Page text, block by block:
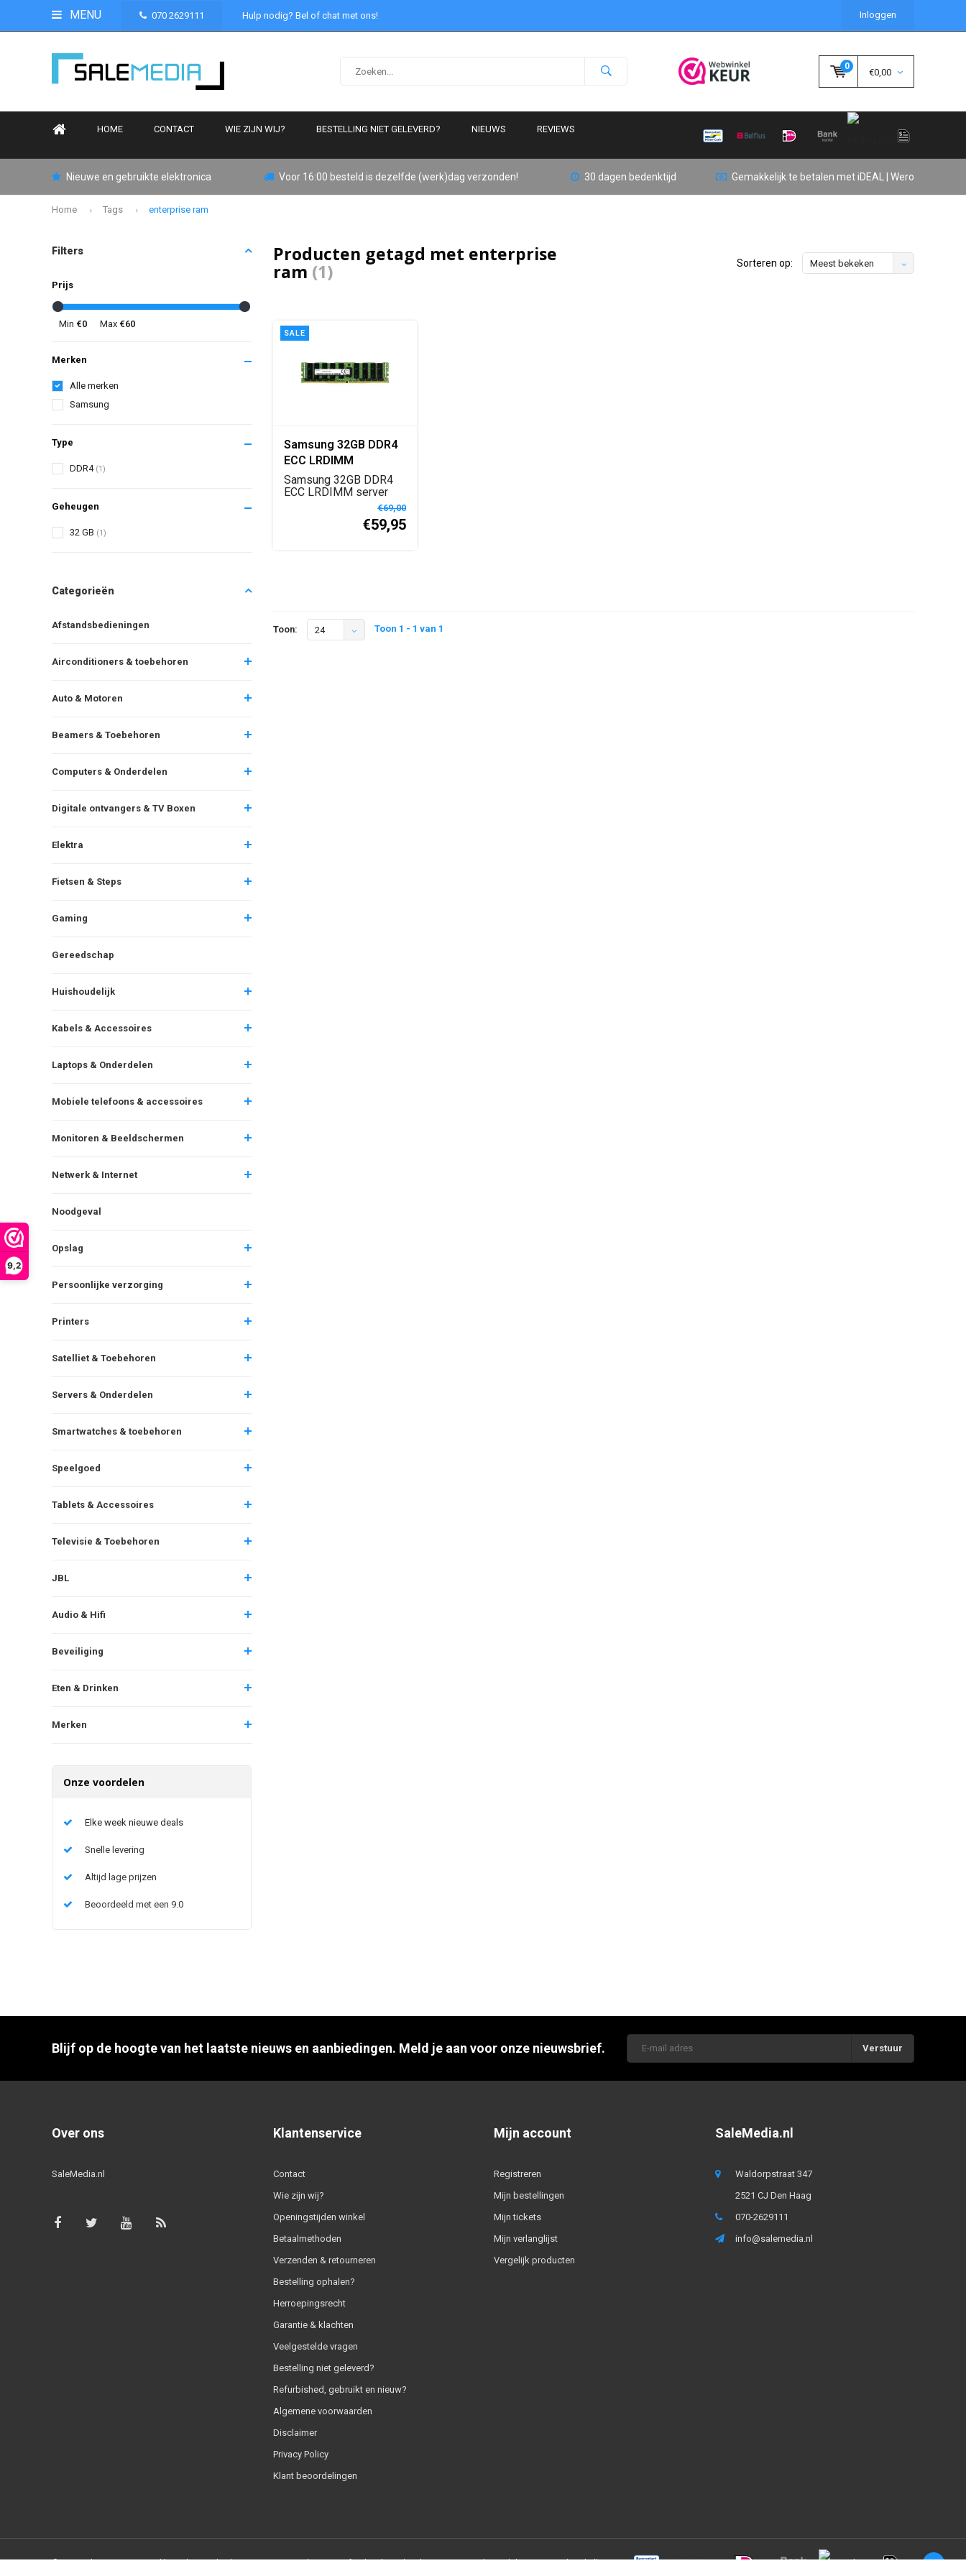
9,2
MENU 070 2629111 Hulp nodig? Bel of chat met ons! Inloggen
0
€0,00
HOME CONTACT WIE ZIJN WIJ? BESTELLING NIET GELEVERD? NIEUWS REVIEWS
Nieuwe en gebruikte elektronica Voor 16:00 besteld is dezelfde (werk)dag verzonden! 30 dagen bedenktijd Gemakkelijk te betalen met iDEAL | Wero
Home Tags enterprise ram
Filters
Prijs
Min €0 Max €60
Merken
Alle merken
Samsung
Type
DDR4 (1)
Geheugen
32 GB (1)
Categorieën
Afstandsbedieningen
Airconditioners & toebehoren
Auto & Motoren
Beamers & Toebehoren
Computers & Onderdelen
Digitale ontvangers & TV Boxen
Elektra
Fietsen & Steps
Gaming
Gereedschap
Huishoudelijk
Kabels & Accessoires
Laptops & Onderdelen
Mobiele telefoons & accessoires
Monitoren & Beeldschermen
Netwerk & Internet
Noodgeval
Opslag
Persoonlijke verzorging
Printers
Satelliet & Toebehoren
Servers & Onderdelen
Smartwatches & toebehoren
Speelgoed
Tablets & Accessoires
Televisie & Toebehoren
JBL
Audio & Hifi
Beveiliging
Eten & Drinken
Merken
Onze voordelen
Elke week nieuwe deals
Snelle levering
Altijd lage prijzen
Beoordeeld met een 9.0
Producten getagd met enterprise
ram (1) Sorteren op: Meest bekeken
SALE
Samsung 32GB DDR4
ECC LRDIMM
2133MHz Server
Geheugen
Samsung 32GB DDR4
ECC LRDIMM server
geheugenmodule met€69,00
€59,95
Toon: 24 Toon 1 - 1 van 1
Blijf op de hoogte van het laatste nieuws en aanbiedingen. Meld je aan voor onze nieuwsbrief. Verstuur
Over ons
SaleMedia.nl
Klantenservice
Contact
Wie zijn wij?
Openingstijden winkel
Betaalmethoden
Verzenden & retourneren
Bestelling ophalen?
Herroepingsrecht
Garantie & klachten
Veelgestelde vragen
Bestelling niet geleverd?
Refurbished, gebruikt en nieuw?
Algemene voorwaarden
Disclaimer
Privacy Policy
Klant beoordelingen
Mijn account
Registreren
Mijn bestellingen
Mijn tickets
Mijn verlanglijst
Vergelijk producten
SaleMedia.nl
Waldorpstraat 347
2521 CJ Den Haag
070-2629111
info@salemedia.nl
© Copyright 2026 - Powered byLightspeed- Theme ByDMWSxPlus+|RSS-feed|SaleMedia.nl 9.0/10-1837beoordelingen opWebwinkelkeur